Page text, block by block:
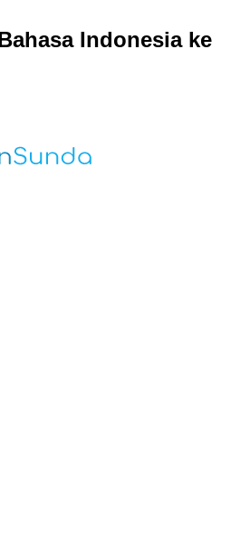
Indonesia ke